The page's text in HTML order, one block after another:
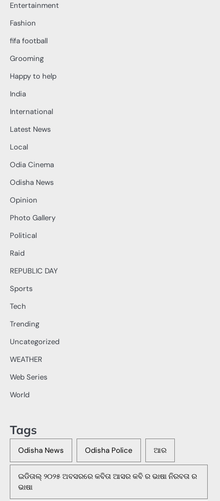
Entertainment
Fashion
fifa football
Grooming
Happy to help
India
International
Latest News
Local
Odia Cinema
Odisha News
Opinion
Photo Gallery
Political
Raid
REPUBLIC DAY
Sports
Tech
Trending
Uncategorized
WEATHER
Web Series
World
Tags
Odisha News Odisha Police ଆର
ଇଡିତାଲ୍ ୨୦୨୫ ଅବସରରେ କବିତା ଆସର କବି ର ଭାଷା ନିରବତା ର
ଭାଷା